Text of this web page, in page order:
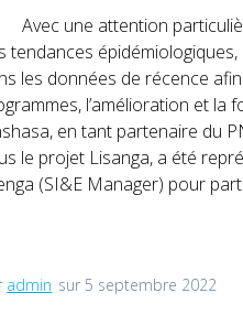
une attention
tendances
les données de récence
l’amélioration et la
en tant partenaire du
le projet Lisanga, a été
(SI&E Manager) pour
admin sur 5 septembre 2022